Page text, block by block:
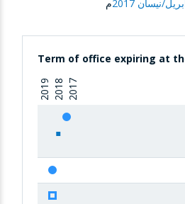
م
Term of office expiring at
2017
2018
2019